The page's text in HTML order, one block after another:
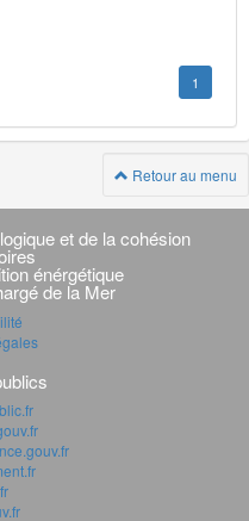
1
Retour au menu
et de la cohésion
énérgétique
de la Mer